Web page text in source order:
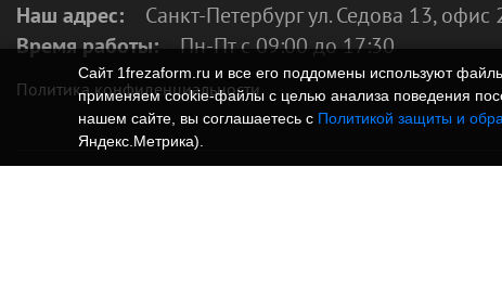
Наш адрес:
Санкт-Петербург ул. Седова 13, офис
Время работы: Пн-Пт с 09:00 до 17:30
Политика конфиденциальности
Сайт 1frezaform.ru и все его поддомены используют
применяем cookie‑файлы с целью анализа поведения
нашем сайте, вы соглашаетесь с Политикой защиты и
Яндекс.Метрика).